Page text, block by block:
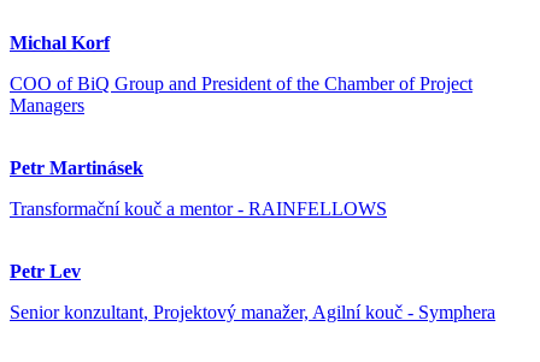
Michal Korf
COO of BiQ Group and President of the Chamber of Project
Managers
Petr Martinásek
Transformační kouč a mentor - RAINFELLOWS
Petr Lev
Senior konzultant, Projektový manažer, Agilní kouč - Symphera